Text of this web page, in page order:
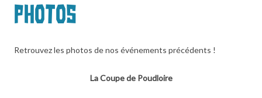
Photos
Retrouvez les photos de nos événements précédents !
La Coupe de Poudloire